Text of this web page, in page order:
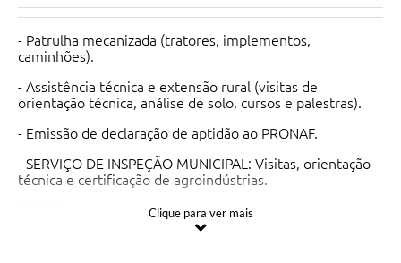
- Patrulha mecanizada (tratores, implementos,
caminhões).
- Assistência técnica e extensão rural (visitas de
orientação técnica, análise de solo, cursos e palestras).
- Emissão de declaração de aptidão ao PRONAF.
- SERVIÇO DE INSPEÇÃO MUNICIPAL: Visitas, orientação
técnica e certificação de agroindústrias.
Clique para ver mais